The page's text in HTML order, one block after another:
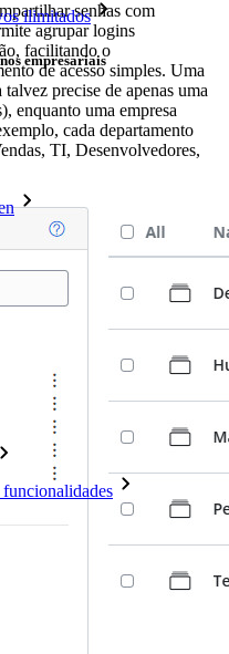
ilimitados
empresariais
funcionalidades
senhas com
agrupar logins
facilitando o
de acesso simples. Uma
precise de apenas uma
enquanto uma empresa
cada departamento
TI, Desenvolvedores,